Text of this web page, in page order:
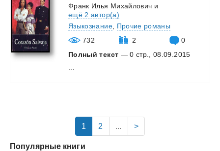
Франк Илья Михайлович и
ещё 2 автор(а)
Языкознание, Прочие романы
732
2
0
Полный текст — 0 стр., 08.09.2015
1 2 ... >
Популярные книги